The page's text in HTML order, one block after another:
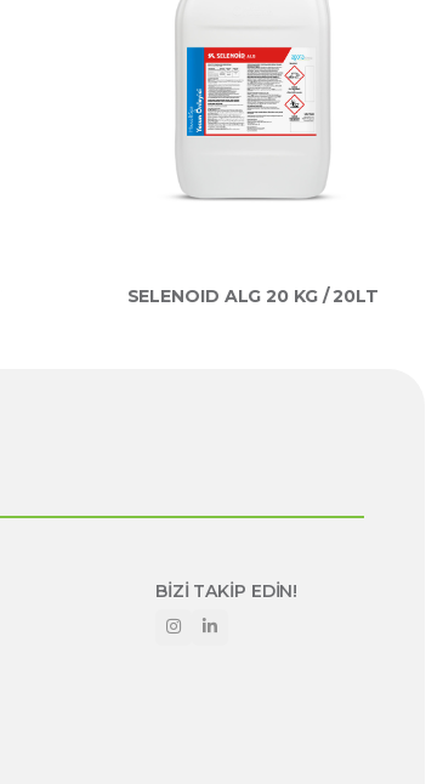
SELENOID ALG 20 KG / 20LT
BİZİ TAKİP EDİN!